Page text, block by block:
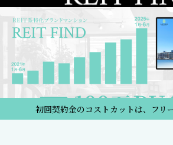
初回契約金のコストカットは、フリ